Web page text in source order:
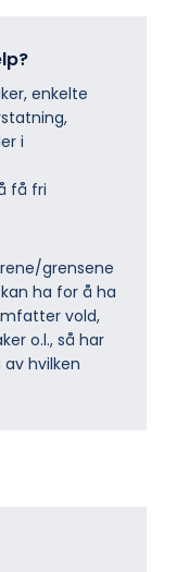
enkelte
i
få fri
grensene
ha for å ha
vold,
o.l., så har
hvilken